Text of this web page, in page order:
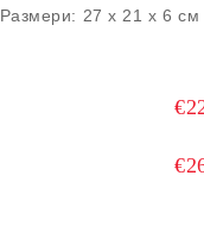
Размери: 27 х 21 х 6 см